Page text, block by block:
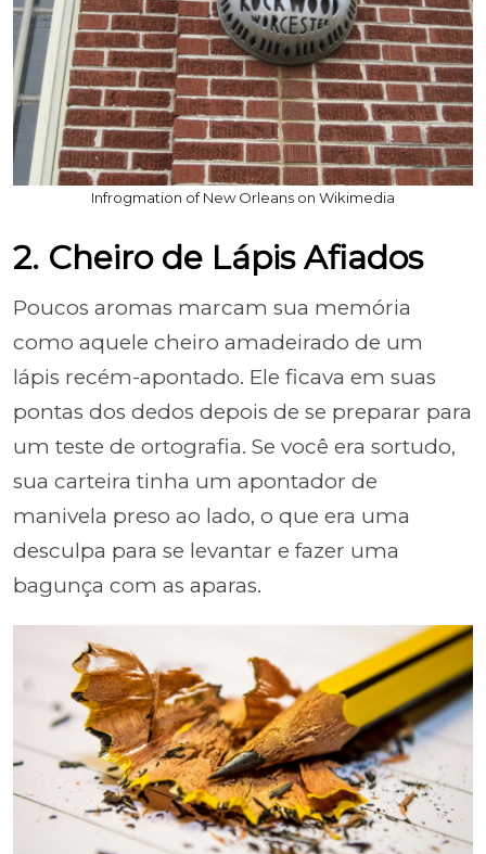
Infrogmation of New Orleans on Wikimedia
2. Cheiro de Lápis Afiados
Poucos aromas marcam sua memória
como aquele cheiro amadeirado de um
lápis recém-apontado. Ele ficava em suas
pontas dos dedos depois de se preparar para
um teste de ortografia. Se você era sortudo,
sua carteira tinha um apontador de
manivela preso ao lado, o que era uma
desculpa para se levantar e fazer uma
bagunça com as aparas.